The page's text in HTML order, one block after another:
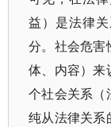
益）是法律
分。社会危害
体、内容）来
个社会关系（
纯从法律关系